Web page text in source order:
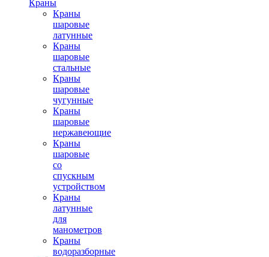
Краны
Краны
шаровые
латунные
Краны
шаровые
стальные
Краны
шаровые
чугунные
Краны
шаровые
нержавеющие
Краны
шаровые
со
спускным
устройством
Краны
латунные
для
манометров
Краны
водоразборные